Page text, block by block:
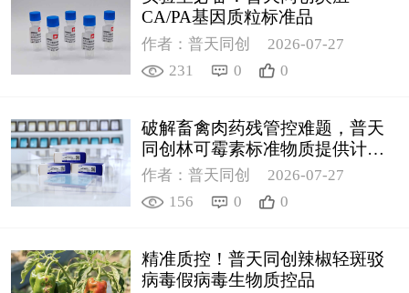
CA/PA基因质粒标准品
作者：普天同创
2026-07-27
231
0 0
破解畜禽肉药残管控难题，普天
同创林可霉素标准物质提供计量
支撑
作者：普天同创
2026-07-27
156
0 0
精准质控！普天同创辣椒轻斑驳
病毒假病毒生物质控品